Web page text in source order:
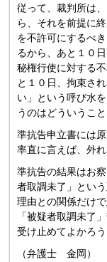
従って、裁判所は
ら、それを前提に
を不許可にするべ
るから、あと１０
秘権行使に対する
と１０日、拘束さ
い」という呼び水
うのはどういうこ
準抗告申立書には
率直に言えば、外
準抗告の結果はお
者取調未了」とい
理由との関係だけ
「被疑者取調未了
受け止めてよかろう
（弁護士 金岡）